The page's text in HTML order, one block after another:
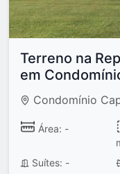
Terreno na
em
Condomínio
Área: -
Suítes: -